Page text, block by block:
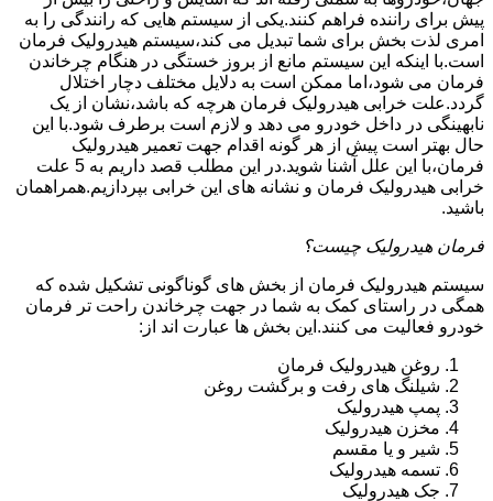
پیش برای راننده فراهم کنند.یکی از سیستم هایی که رانندگی را به
امری لذت بخش برای شما تبدیل می کند،سیستم هیدرولیک فرمان
است.با اینکه این سیستم مانع از بروز خستگی در هنگام چرخاندن
فرمان می شود،اما ممکن است به دلایل مختلف دچار اختلال
گردد.علت خرابی هیدرولیک فرمان هرچه که باشد،نشان از یک
نابهینگی در داخل خودرو می دهد و لازم است برطرف شود.با این
حال بهتر است پیش از هر گونه اقدام جهت تعمیر هیدرولیک
فرمان،با این علل آشنا شوید.در این مطلب قصد داریم به 5 علت
خرابی هیدرولیک فرمان و نشانه های این خرابی بپردازیم.همراهمان
باشید.
فرمان هیدرولیک چیست؟
سیستم هیدرولیک فرمان از بخش های گوناگونی تشکیل شده که
همگی در راستای کمک به شما در جهت چرخاندن راحت تر فرمان
خودرو فعالیت می کنند.این بخش ها عبارت اند از:
روغن هیدرولیک فرمان
شیلنگ های رفت و برگشت روغن
پمپ هیدرولیک
مخزن هیدرولیک
شیر و یا مقسم
تسمه هیدرولیک
جک هیدرولیک